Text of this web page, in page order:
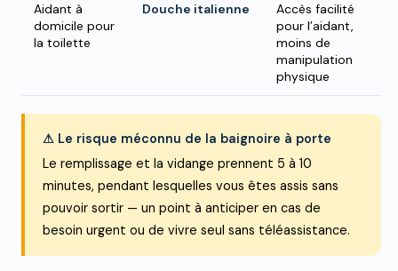
Aidant à
domicile pour
la toilette
Douche italienne
Accès facilité
pour l’aidant,
moins de
manipulation
physique
⚠ Le risque méconnu de la baignoire à porte
Le remplissage et la vidange prennent 5 à 10
minutes, pendant lesquelles vous êtes assis sans
pouvoir sortir — un point à anticiper en cas de
besoin urgent ou de vivre seul sans téléassistance.